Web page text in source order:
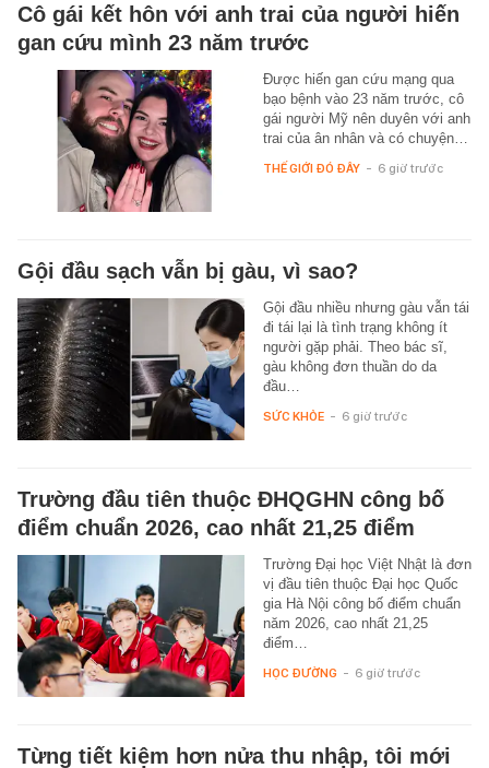
Cô gái kết hôn với anh trai của người hiến
gan cứu mình 23 năm trước
Được hiến gan cứu mạng qua
bạo bệnh vào 23 năm trước, cô
gái người Mỹ nên duyên với anh
trai của ân nhân và có chuyện…
THẾ GIỚI ĐÓ ĐÂY - 6 giờ trước
Gội đầu sạch vẫn bị gàu, vì sao?
Gội đầu nhiều nhưng gàu vẫn tái
đi tái lại là tình trạng không ít
người gặp phải. Theo bác sĩ,
gàu không đơn thuần do da
đầu…
SỨC KHỎE - 6 giờ trước
Trường đầu tiên thuộc ĐHQGHN công bố
điểm chuẩn 2026, cao nhất 21,25 điểm
Trường Đại học Việt Nhật là đơn
vị đầu tiên thuộc Đại học Quốc
gia Hà Nội công bố điểm chuẩn
năm 2026, cao nhất 21,25
điểm…
HỌC ĐƯỜNG - 6 giờ trước
Từng tiết kiệm hơn nửa thu nhập, tôi mới